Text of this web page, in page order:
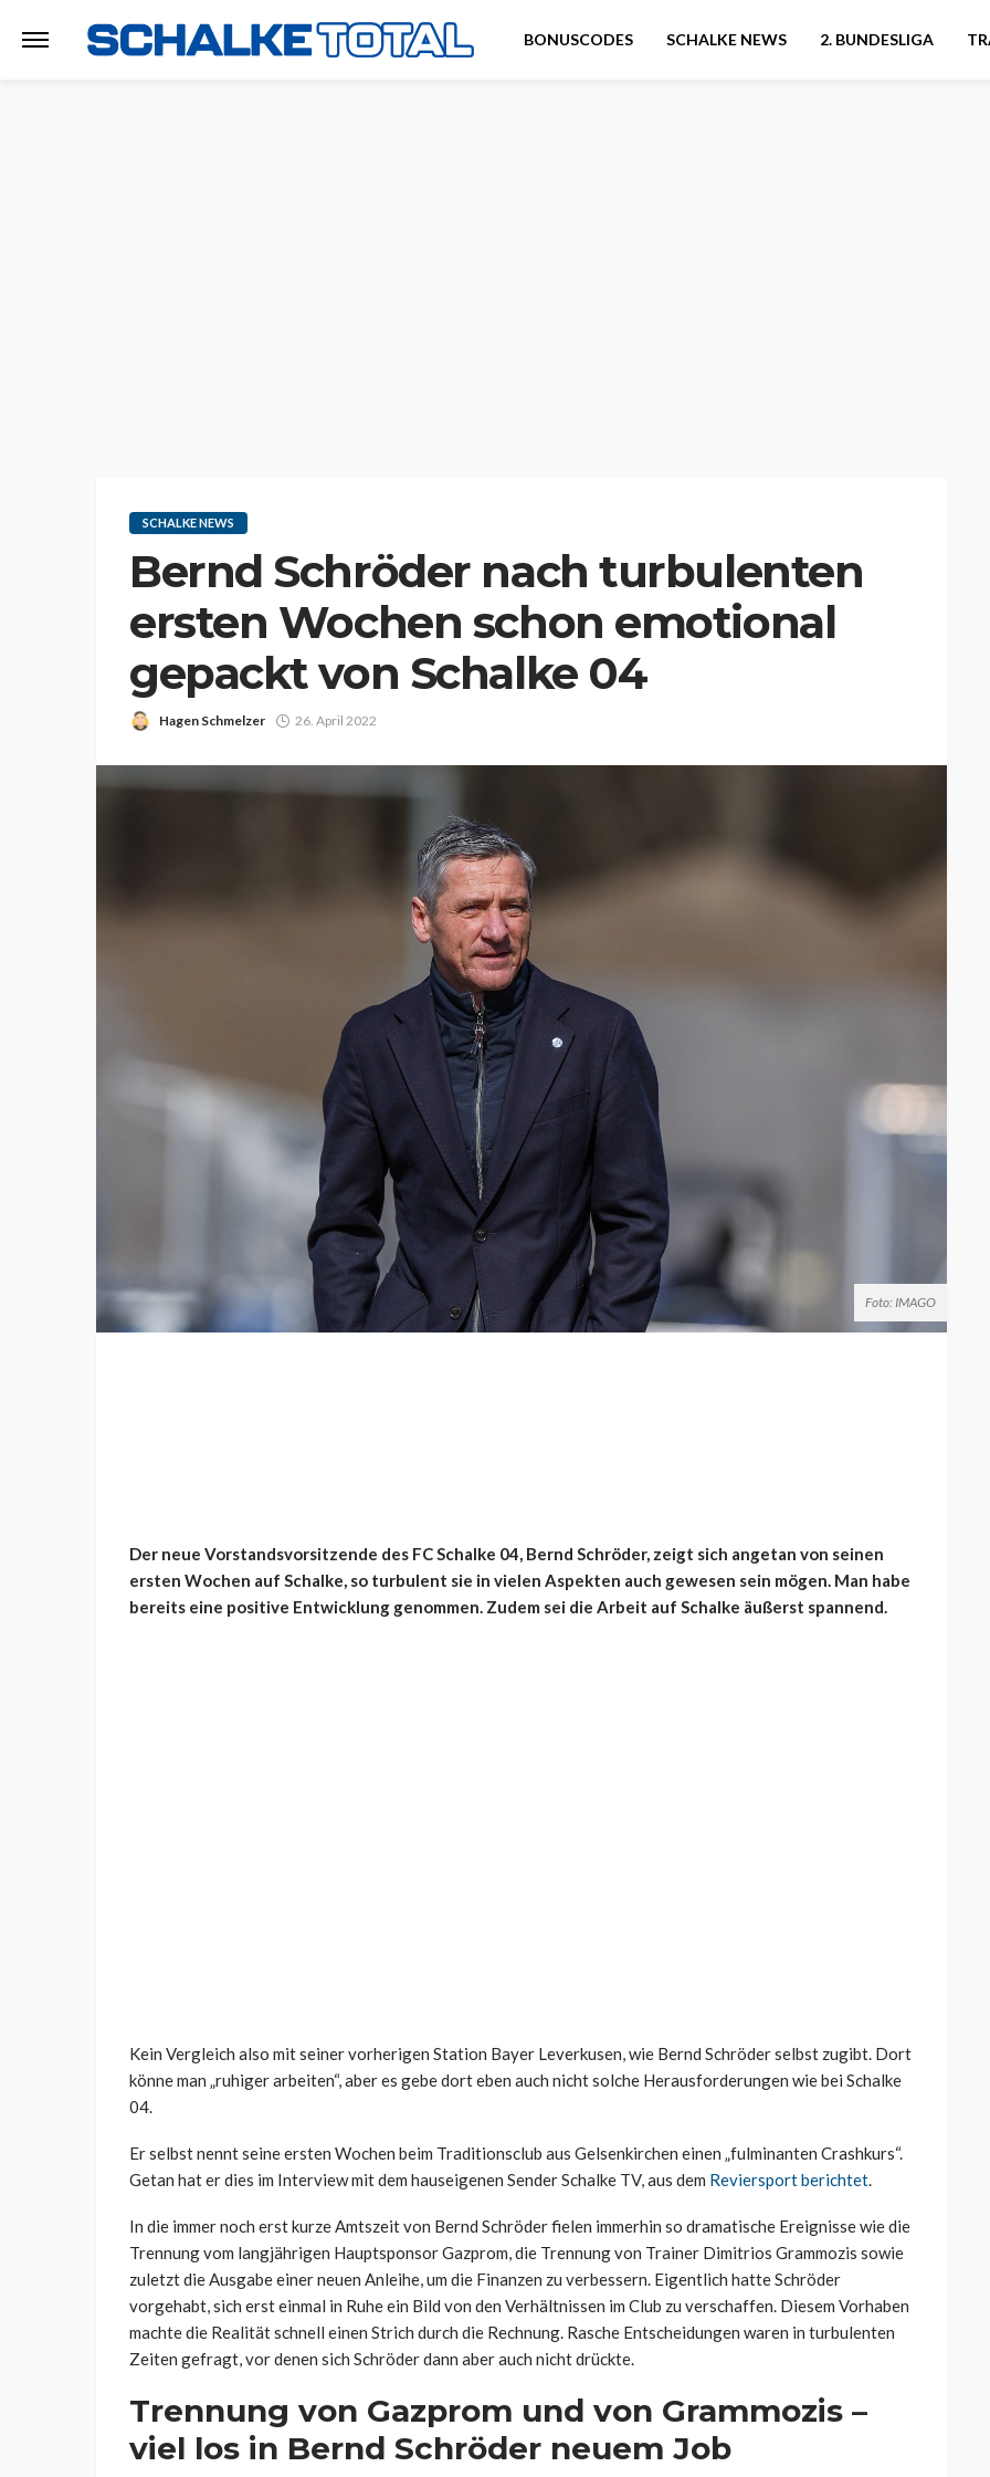
BONUSCODES SCHALKE NEWS 2. BUNDESLIGA
SCHALKE NEWS
Bernd Schröder nach turbulenten
ersten Wochen schon emotional
gepackt von Schalke 04
Hagen Schmelzer 26. April 2022
Foto: IMAGO
Der neue Vorstandsvorsitzende des FC Schalke 04, Bernd Schröder, zeigt sich angetan von seinen
ersten Wochen auf Schalke, so turbulent sie in vielen Aspekten auch gewesen sein mögen. Man habe
bereits eine positive Entwicklung genommen. Zudem sei die Arbeit auf Schalke äußerst spannend.
Kein Vergleich also mit seiner vorherigen Station Bayer Leverkusen, wie Bernd Schröder selbst zugibt. Dort
könne man „ruhiger arbeiten“, aber es gebe dort eben auch nicht solche Herausforderungen wie bei Schalke
04.
Er selbst nennt seine ersten Wochen beim Traditionsclub aus Gelsenkirchen einen „fulminanten Crashkurs“.
Getan hat er dies im Interview mit dem hauseigenen Sender Schalke TV, aus dem Reviersport berichtet.
In die immer noch erst kurze Amtszeit von Bernd Schröder fielen immerhin so dramatische Ereignisse wie die
Trennung vom langjährigen Hauptsponsor Gazprom, die Trennung von Trainer Dimitrios Grammozis sowie
zuletzt die Ausgabe einer neuen Anleihe, um die Finanzen zu verbessern. Eigentlich hatte Schröder
vorgehabt, sich erst einmal in Ruhe ein Bild von den Verhältnissen im Club zu verschaffen. Diesem Vorhaben
machte die Realität schnell einen Strich durch die Rechnung. Rasche Entscheidungen waren in turbulenten
Zeiten gefragt, vor denen sich Schröder dann aber auch nicht drückte.
Trennung von Gazprom und von Grammozis –
viel los in Bernd Schröder neuem Job